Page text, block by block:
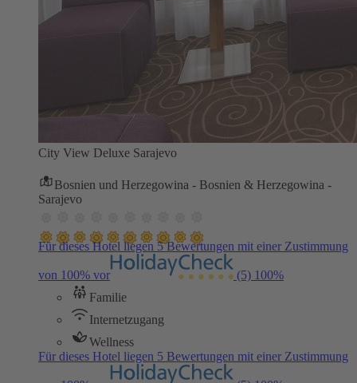
City View Deluxe Sarajevo
Bosnien und Herzegowina - Bosnien & Herzegowina -
Sarajevo
Für dieses Hotel liegen 5 Bewertungen mit einer Zustimmung
von 100% vor (5) 100%
Familie
Internetzugang
Wellness
Für dieses Hotel liegen 5 Bewertungen mit einer Zustimmung